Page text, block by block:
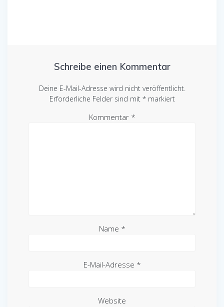
Schreibe einen Kommentar
Deine E-Mail-Adresse wird nicht veröffentlicht.
Erforderliche Felder sind mit *markiert
Kommentar *
Name *
E-Mail-Adresse *
Website